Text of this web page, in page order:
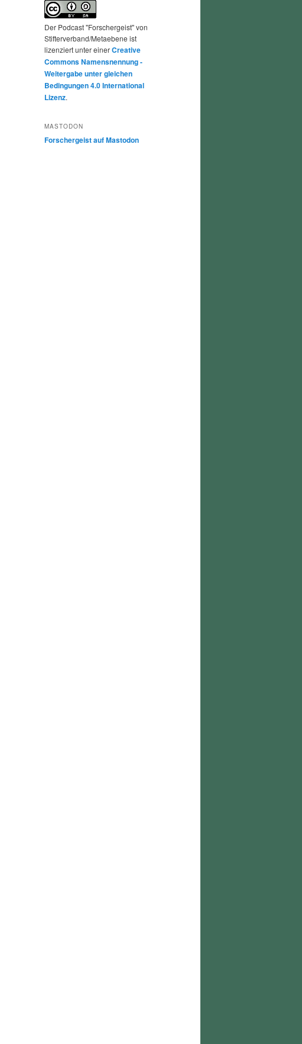
Der Podcast "Forschergeist" von
Stifterverband/Metaebene ist
lizenziert unter einerCreative
Commons Namensnennung -
Weitergabe unter gleichen
Bedingungen 4.0 International
Lizenz.
MASTODON
Forschergeist auf Mastodon